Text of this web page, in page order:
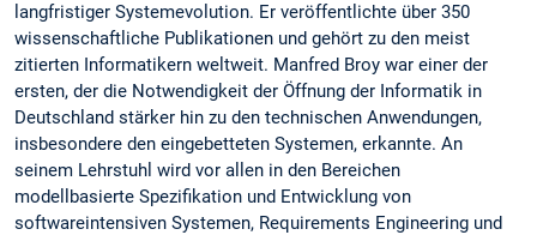
langfristiger Systemevolution. Er veröffentlichte über 350
wissenschaftliche Publikationen und gehört zu den meist
zitierten Informatikern weltweit. Manfred Broy war einer der
ersten, der die Notwendigkeit der Öffnung der Informatik in
Deutschland stärker hin zu den technischen Anwendungen,
insbesondere den eingebetteten Systemen, erkannte. An
seinem Lehrstuhl wird vor allen in den Bereichen
modellbasierte Spezifikation und Entwicklung von
softwareintensiven Systemen, Requirements Engineering und